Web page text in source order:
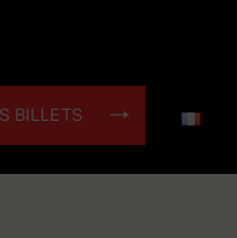
BILLETS